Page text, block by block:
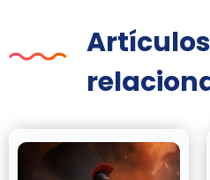
Artículos